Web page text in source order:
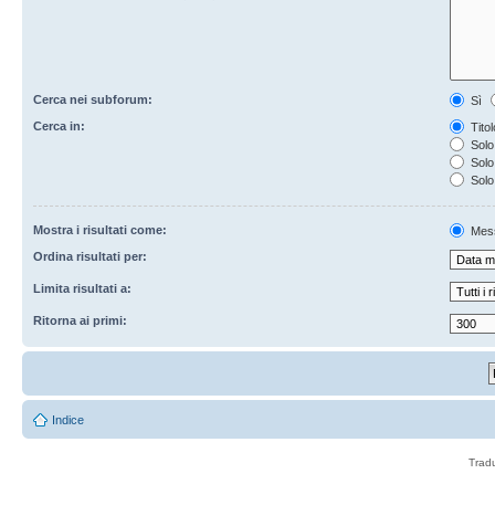
Cerca nei subforum:
Sì
Cerca in:
Mostra i risultati come:
Ordina risultati per:
Limita risultati a:
Ritorna ai primi:
Indice